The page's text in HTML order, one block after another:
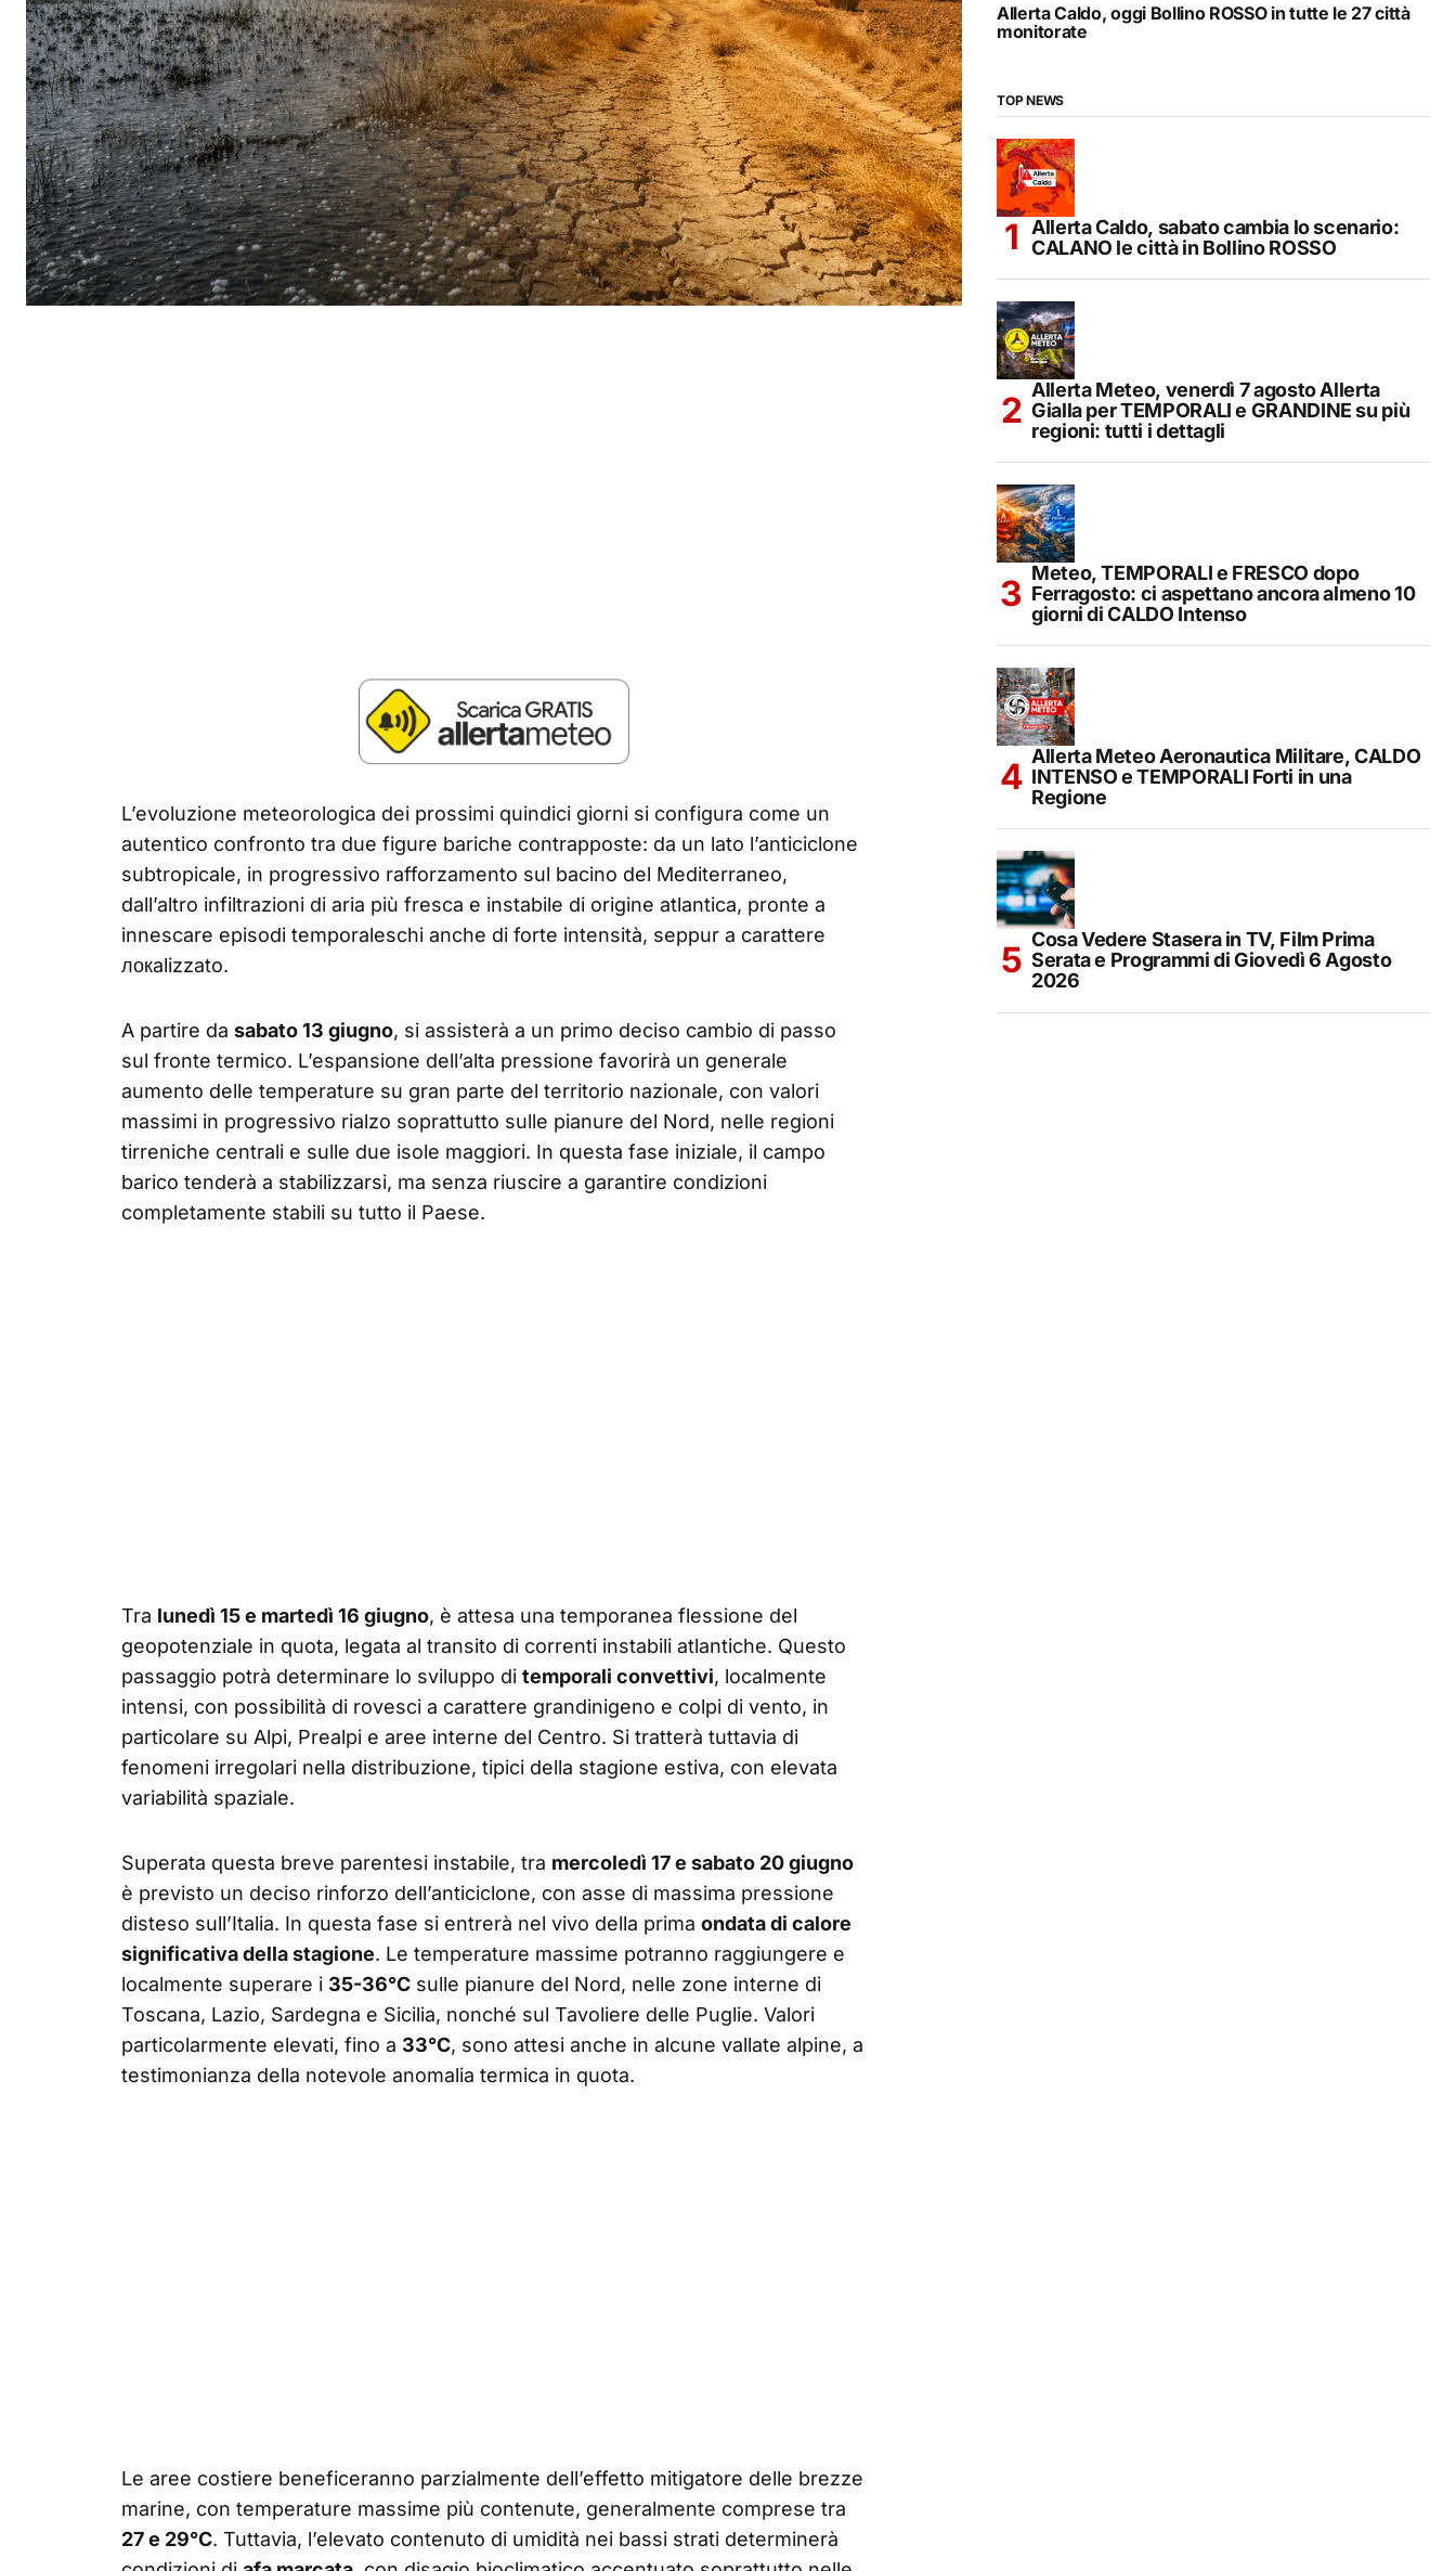
L’evoluzione meteorologica dei prossimi quindici giorni si configura come un
autentico confronto tra due figure bariche contrapposte: da un lato l’anticiclone
subtropicale, in progressivo rafforzamento sul bacino del Mediterraneo,
dall’altro infiltrazioni di aria più fresca e instabile di origine atlantica, pronte a
innescare episodi temporaleschi anche di forte intensità, seppur a carattere
локalizzato.
A partire da sabato 13 giugno, si assisterà a un primo deciso cambio di passo
sul fronte termico. L’espansione dell’alta pressione favorirà un generale
aumento delle temperature su gran parte del territorio nazionale, con valori
massimi in progressivo rialzo soprattutto sulle pianure del Nord, nelle regioni
tirreniche centrali e sulle due isole maggiori. In questa fase iniziale, il campo
barico tenderà a stabilizzarsi, ma senza riuscire a garantire condizioni
completamente stabili su tutto il Paese.
Tra lunedì 15 e martedì 16 giugno, è attesa una temporanea flessione del
geopotenziale in quota, legata al transito di correnti instabili atlantiche. Questo
passaggio potrà determinare lo sviluppo di temporali convettivi, localmente
intensi, con possibilità di rovesci a carattere grandinigeno e colpi di vento, in
particolare su Alpi, Prealpi e aree interne del Centro. Si tratterà tuttavia di
fenomeni irregolari nella distribuzione, tipici della stagione estiva, con elevata
variabilità spaziale.
Superata questa breve parentesi instabile, tra mercoledì 17 e sabato 20 giugno
è previsto un deciso rinforzo dell’anticiclone, con asse di massima pressione
disteso sull’Italia. In questa fase si entrerà nel vivo della prima ondata di calore
significativa della stagione. Le temperature massime potranno raggiungere e
localmente superare i 35-36°C sulle pianure del Nord, nelle zone interne di
Toscana, Lazio, Sardegna e Sicilia, nonché sul Tavoliere delle Puglie. Valori
particolarmente elevati, fino a 33°C, sono attesi anche in alcune vallate alpine, a
testimonianza della notevole anomalia termica in quota.
Le aree costiere beneficeranno parzialmente dell’effetto mitigatore delle brezze
marine, con temperature massime più contenute, generalmente comprese tra
27 e 29°C. Tuttavia, l’elevato contenuto di umidità nei bassi strati determinerà
Allerta Caldo, oggi Bollino ROSSO in tutte le 27 città
monitorate
TOP NEWS
Allerta Caldo, sabato cambia lo scenario:
CALANO le città in Bollino ROSSO
Allerta Meteo, venerdì 7 agosto Allerta
Gialla per TEMPORALI e GRANDINE su più
regioni: tutti i dettagli
Meteo, TEMPORALI e FRESCO dopo
Ferragosto: ci aspettano ancora almeno 10
giorni di CALDO Intenso
Allerta Meteo Aeronautica Militare, CALDO
INTENSO e TEMPORALI Forti in una
Regione
Cosa Vedere Stasera in TV, Film Prima
Serata e Programmi di Giovedì 6 Agosto
2026